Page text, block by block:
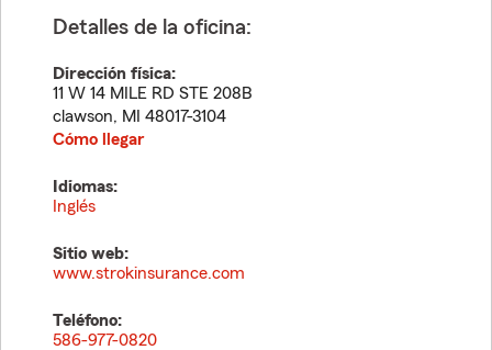
Detalles de la oficina:
Dirección física:
11 W 14 MILE RD STE 208B
clawson, MI
48017-3104
Cómo llegar
Idiomas:
Inglés
Sitio web:
www.strokinsurance.com
Teléfono:
586-977-0820